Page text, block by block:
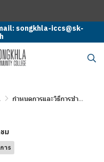
songkhla-iccs@sk-
กำหนดการและวิธีการชำระเงินค่าลงทะเบียน ระดับอนุปริญญา วิทยาลัยชุมชนสงขลา ภาคการศึกษาที่ 1 ปีการศึกษา 2569 (นักศึกษา รหัส 67 และ 68)
ม
าร